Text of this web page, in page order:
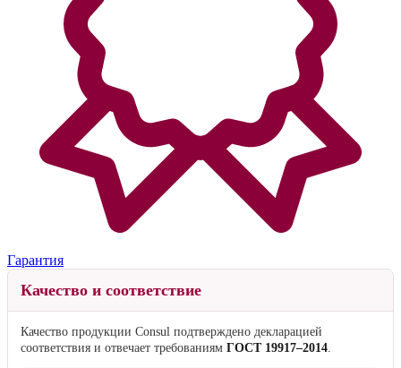
Гарантия
Качество и соответствие
Качество продукции Consul подтверждено декларацией
соответствия и отвечает требованиям ГОСТ 19917–2014.